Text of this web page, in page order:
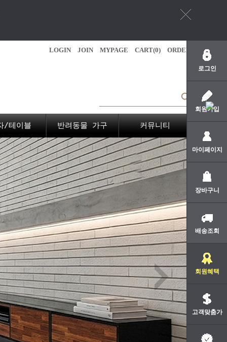
로그인
회원가입
마이페이지
장바구니
배송조회
회원혜택
고객맞춤가
LOGIN JOIN MYPAGE CART(0) ORDER
/테이블 반려동물 가구 커뮤니티